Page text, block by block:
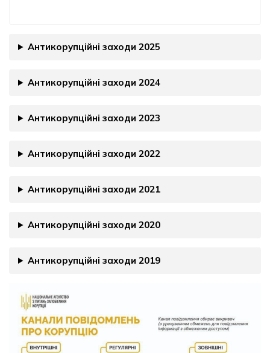
Антикорупційні заходи 2025
Антикорупційні заходи 2024
Антикорупційні заходи 2023
Антикорупційні заходи 2022
Антикорупційні заходи 2021
Антикорупційні заходи 2020
Антикорупційні заходи 2019